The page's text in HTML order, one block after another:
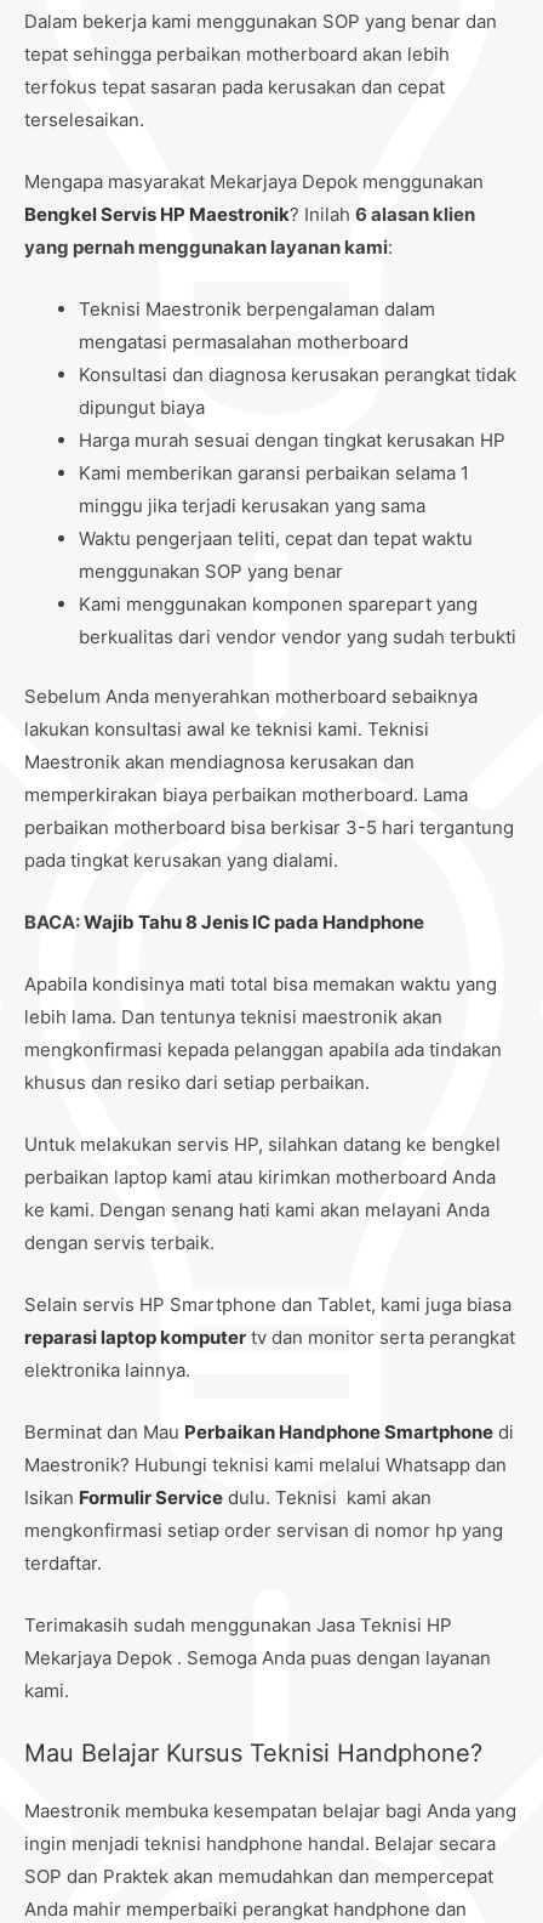
Dalam bekerja kami menggunakan SOP yang benar dan
tepat sehingga perbaikan motherboard akan lebih
terfokus tepat sasaran pada kerusakan dan cepat
terselesaikan.
Mengapa masyarakat Mekarjaya Depok menggunakan
Bengkel Servis HP Maestronik? Inilah 6 alasan klien
yang pernah menggunakan layanan kami:
Teknisi Maestronik berpengalaman dalam
mengatasi permasalahan motherboard
Konsultasi dan diagnosa kerusakan perangkat tidak
dipungut biaya
Harga murah sesuai dengan tingkat kerusakan HP
Kami memberikan garansi perbaikan selama 1
minggu jika terjadi kerusakan yang sama
Waktu pengerjaan teliti, cepat dan tepat waktu
menggunakan SOP yang benar
Kami menggunakan komponen sparepart yang
berkualitas dari vendor vendor yang sudah terbukti
Sebelum Anda menyerahkan motherboard sebaiknya
lakukan konsultasi awal ke teknisi kami. Teknisi
Maestronik akan mendiagnosa kerusakan dan
memperkirakan biaya perbaikan motherboard. Lama
perbaikan motherboard bisa berkisar 3-5 hari tergantung
pada tingkat kerusakan yang dialami.
BACA:Wajib Tahu 8 Jenis IC pada Handphone
Apabila kondisinya mati total bisa memakan waktu yang
lebih lama. Dan tentunya teknisi maestronik akan
mengkonfirmasi kepada pelanggan apabila ada tindakan
khusus dan resiko dari setiap perbaikan.
Untuk melakukan servis HP, silahkan datang ke bengkel
perbaikan laptop kami atau kirimkan motherboard Anda
ke kami. Dengan senang hati kami akan melayani Anda
dengan servis terbaik.
Selain servis HP Smartphone dan Tablet, kami juga biasa
reparasi laptop komputer tv dan monitor serta perangkat
elektronika lainnya.
Berminat dan Mau Perbaikan Handphone Smartphone di
Maestronik? Hubungi teknisi kami melalui Whatsapp dan
Isikan Formulir Service dulu. Teknisi kami akan
mengkonfirmasi setiap order servisan di nomor hp yang
terdaftar.
Terimakasih sudah menggunakan Jasa Teknisi HP
Mekarjaya Depok . Semoga Anda puas dengan layanan
kami.
Mau Belajar Kursus Teknisi Handphone?
Maestronik membuka kesempatan belajar bagi Anda yang
ingin menjadi teknisi handphone handal. Belajar secara
SOP dan Praktek akan memudahkan dan mempercepat
Anda mahir memperbaiki perangkat handphone dan